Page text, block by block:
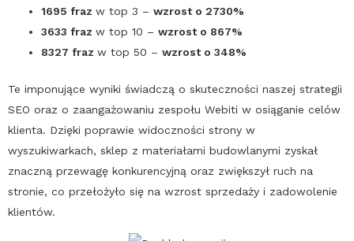
1695 fraz w top 3 – wzrost o 2730%
3633 fraz w top 10 – wzrost o 867%
8327 fraz w top 50 – wzrost o 348%
Te imponujące wyniki świadczą o skuteczności naszej strategii
SEO oraz o zaangażowaniu zespołu Webiti w osiąganie celów
klienta. Dzięki poprawie widoczności strony w
wyszukiwarkach, sklep z materiałami budowlanymi zyskał
znaczną przewagę konkurencyjną oraz zwiększył ruch na
stronie, co przełożyło się na wzrost sprzedaży i zadowolenie
klientów.